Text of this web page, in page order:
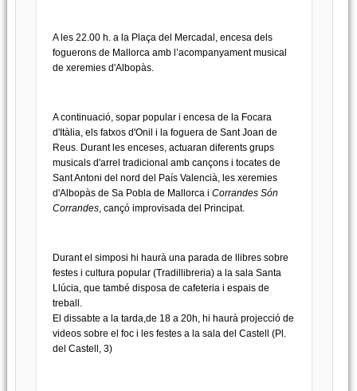
A les 22.00 h. a la Plaça del Mercadal, encesa dels
foguerons de Mallorca amb l’acompanyament musical
de xeremies d'Albopàs.
A continuació, sopar popular i encesa de la Focara
d'Itàlia, els fatxos d'Onil i la foguera de Sant Joan de
Reus. Durant les enceses, actuaran diferents grups
musicals d'arrel tradicional amb cançons i tocates de
Sant Antoni del nord del País Valencià, les xeremies
d'Albopàs de Sa Pobla de Mallorca i Corrandes Són
Corrandes, cançó improvisada del Principat.
Durant el simposi hi haurà una parada de llibres sobre
festes i cultura popular (Tradillibreria) a la sala Santa
Llúcia, que també disposa de cafeteria i espais de
treball.
El dissabte a la tarda,de 18 a 20h, hi haurà projecció de
videos sobre el foc i les festes a la sala del Castell (Pl.
del Castell, 3)